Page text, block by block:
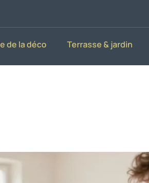
de la déco Terrasse & jardin